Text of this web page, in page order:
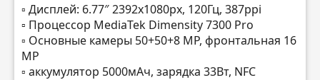
▫️ Дисплей: 6.77″ 2392х1080px, 120Гц, 387ppi
▫️ Процессор MediaTek Dimensity 7300 Pro
▫️ Основные камеры 50+50+8 MP, фронтальная 16
MP
▫️ аккумулятор 5000мАч, зарядка 33Вт, NFC